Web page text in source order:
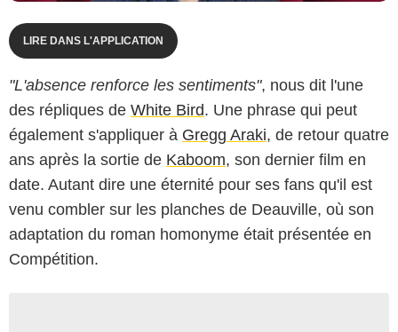
LIRE DANS L'APPLICATION
"L'absence renforce les sentiments", nous dit l'une
des répliques de White Bird. Une phrase qui peut
également s'appliquer à Gregg Araki, de retour quatre
ans après la sortie de Kaboom, son dernier film en
date. Autant dire une éternité pour ses fans qu'il est
venu combler sur les planches de Deauville, où son
adaptation du roman homonyme était présentée en
Compétition.